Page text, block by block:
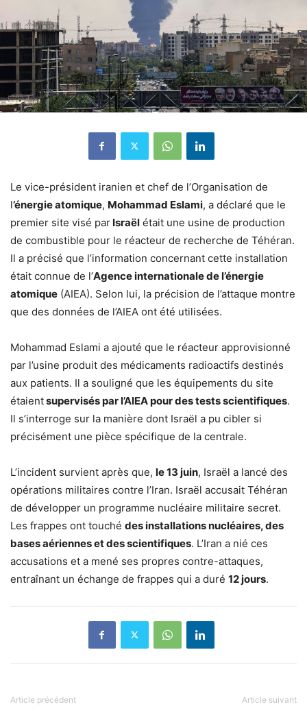
Le vice-président iranien et chef de l’Organisation de
l’énergie atomique, Mohammad Eslami, a déclaré que le
premier site visé par Israël était une usine de production
de combustible pour le réacteur de recherche de Téhéran.
Il a précisé que l’information concernant cette installation
était connue de l’Agence internationale de l’énergie
atomique (AIEA). Selon lui, la précision de l’attaque montre
que des données de l’AIEA ont été utilisées.
Mohammad Eslami a ajouté que le réacteur approvisionné
par l’usine produit des médicaments radioactifs destinés
aux patients. Il a souligné que les équipements du site
étaientsupervisés par l’AIEA pour des tests scientifiques.
Il s’interroge sur la manière dont Israël a pu cibler si
précisément une pièce spécifique de la centrale.
L’incident survient après que, le 13 juin, Israël a lancé des
opérations militaires contre l’Iran. Israël accusait Téhéran
de développer un programme nucléaire militaire secret.
Les frappes ont touché des installations nucléaires, des
bases aériennes et des scientifiques. L’Iran a nié ces
accusations et a mené ses propres contre-attaques,
entraînant un échange de frappes qui a duré 12 jours.
Article précédent Article suivant